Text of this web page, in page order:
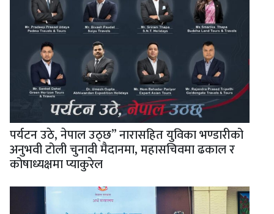
पर्यटन उठे, नेपाल उठ्छ” नारासहित युविका भण्डारीको
अनुभवी टोली चुनावी मैदानमा, महासचिवमा ढकाल र
कोषाध्यक्षमा प्याकुरेल